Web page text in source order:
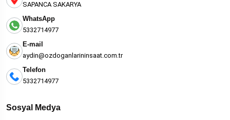
SAPANCA SAKARYA
WhatsApp
5332714977
E-mail
aydin@ozdoganlarininsaat.com.tr
Telefon
5332714977
Sosyal Medya